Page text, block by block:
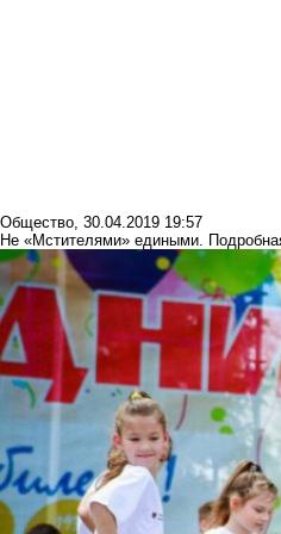
Общество, 30.04.2019 19:57
Не «Мстителями» едиными.